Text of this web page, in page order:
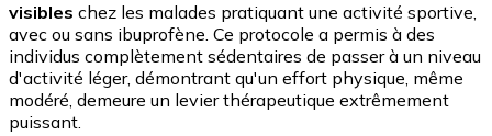
visibles chez les malades pratiquant une activité sportive,
avec ou sans ibuprofène. Ce protocole a permis à des
individus complètement sédentaires de passer à un niveau
d'activité léger, démontrant qu'un effort physique, même
modéré, demeure un levier thérapeutique extrêmement
puissant.